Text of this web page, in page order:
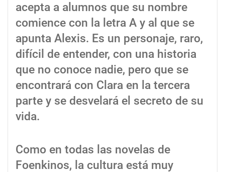
acepta a alumnos que su nombre
comience con la letra A y al que se
apunta Alexis. Es un personaje, raro,
difícil de entender, con una historia
que no conoce nadie, pero que se
encontrará con Clara en la tercera
parte y se desvelará el secreto de su
vida.
Como en todas las novelas de
Foenkinos, la cultura está muy